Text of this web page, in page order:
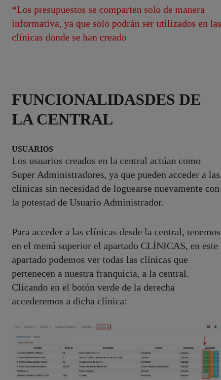
*Los presupuestos se comparten solo de manera
informativa, ya que solo podrán ser utilizados en las
clínicas donde se han creado
FUNCIONALIDASDES DE
LA CENTRAL
USUARIOS
Los usuarios creados en la central actúan como
Super Administradores, ya que pueden acceder a las
clínicas sin necesidad de loguearse nuevamente con
la potestad de Usuario Administrador.
Para acceder a las clínicas desde la central, tenemos
en el menú superior el apartado CLÍNICAS, en este
apartado podemos ver todas las clínicas que
pertenecen a nuestra franquicia, a la central.
Clicando en el botón verde de la derecha
accederemos a dicha clínica: